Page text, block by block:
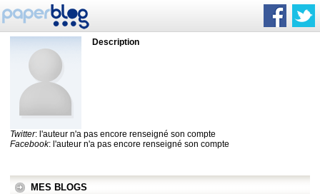
Description
Twitter: l'auteur n'a pas encore renseigné son compte
Facebook: l'auteur n'a pas encore renseigné son compte
MES BLOGS